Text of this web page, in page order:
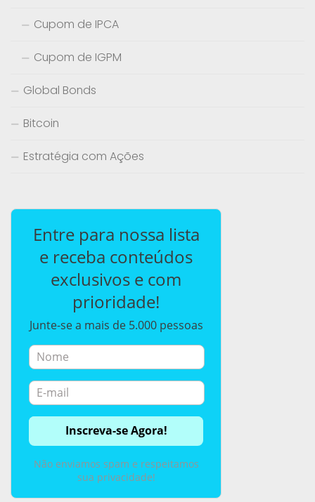
Cupom de IPCA
Cupom de IGPM
Global Bonds
Bitcoin
Estratégia com Ações
Entre para nossa lista
e receba conteúdos
exclusivos e com
prioridade!
Junte-se a mais de 5.000 pessoas
Não enviamos spam e respeitamos
sua privacidade!